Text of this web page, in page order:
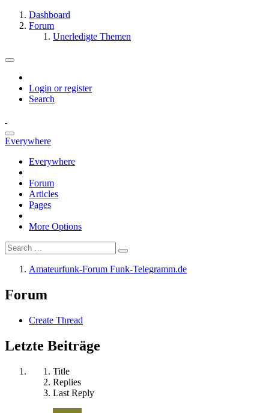
Dashboard
Forum
Unerledigte Themen
Login or register
Search
Everywhere
Everywhere
Forum
Articles
Pages
More Options
Amateurfunk-Forum Funk-Telegramm.de
Forum
Create Thread
Letzte Beiträge
Title
Replies
Last Reply